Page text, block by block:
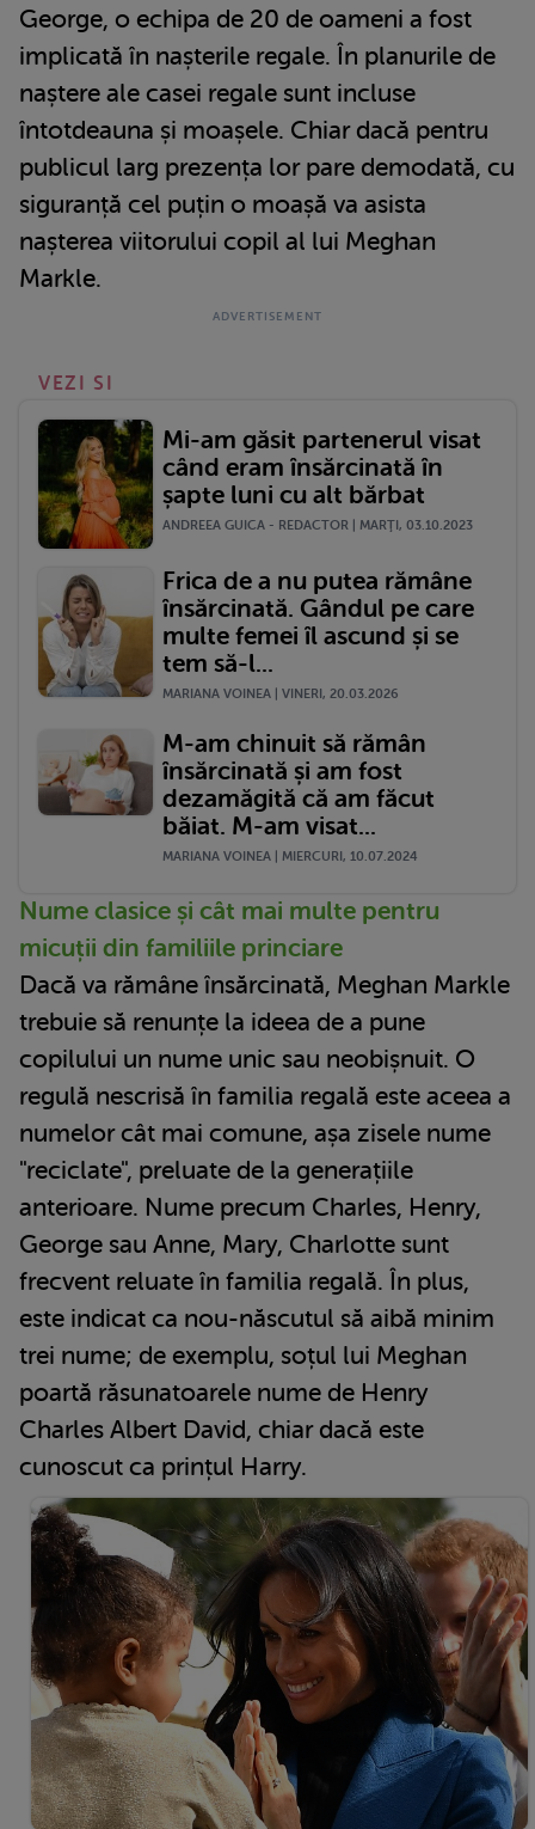
George, o echipa de 20 de oameni a fost
implicată în nașterile regale. În planurile de
naștere ale casei regale sunt incluse
întotdeauna și moașele. Chiar dacă pentru
publicul larg prezența lor pare demodată, cu
siguranță cel puțin o moașă va asista
nașterea viitorului copil al lui Meghan
Markle.
VEZI SI
Mi-am găsit partenerul visat
când eram însărcinată în
șapte luni cu alt bărbat
ANDREEA GUICA - REDACTOR | MARŢI, 03.10.2023
Frica de a nu putea rămâne
însărcinată. Gândul pe care
multe femei îl ascund și se
tem să-l...
MARIANA VOINEA | VINERI, 20.03.2026
M-am chinuit să rămân
însărcinată și am fost
dezamăgită că am făcut
băiat. M-am visat...
MARIANA VOINEA | MIERCURI, 10.07.2024
Nume clasice și cât mai multe pentru
micuții din familiile princiare
Dacă va rămâne însărcinată, Meghan Markle
trebuie să renunțe la ideea de a pune
copilului un nume unic sau neobișnuit. O
regulă nescrisă în familia regală este aceea a
numelor cât mai comune, așa zisele nume
"reciclate", preluate de la generațiile
anterioare. Nume precum Charles, Henry,
George sau Anne, Mary, Charlotte sunt
frecvent reluate în familia regală. În plus,
este indicat ca nou-născutul să aibă minim
trei nume; de exemplu, soțul lui Meghan
poartă răsunatoarele nume de Henry
Charles Albert David, chiar dacă este
cunoscut ca prințul Harry.